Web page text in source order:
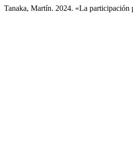
Tanaka, Martín. 2024. «La participación